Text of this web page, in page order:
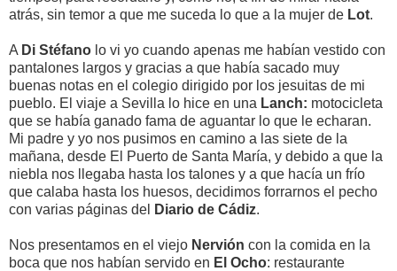
atrás, sin temor a que me suceda lo que a la mujer de Lot.
A Di Stéfano lo vi yo cuando apenas me habían vestido con
pantalones largos y gracias a que había sacado muy
buenas notas en el colegio dirigido por los jesuitas de mi
pueblo. El viaje a Sevilla lo hice en una Lanch: motocicleta
que se había ganado fama de aguantar lo que le echaran.
Mi padre y yo nos pusimos en camino a las siete de la
mañana, desde El Puerto de Santa María, y debido a que la
niebla nos llegaba hasta los talones y a que hacía un frío
que calaba hasta los huesos, decidimos forrarnos el pecho
con varias páginas del
Diario de Cádiz.
Nos presentamos en el viejo Nervión con la comida en la
boca que nos habían servido en El Ocho: restaurante